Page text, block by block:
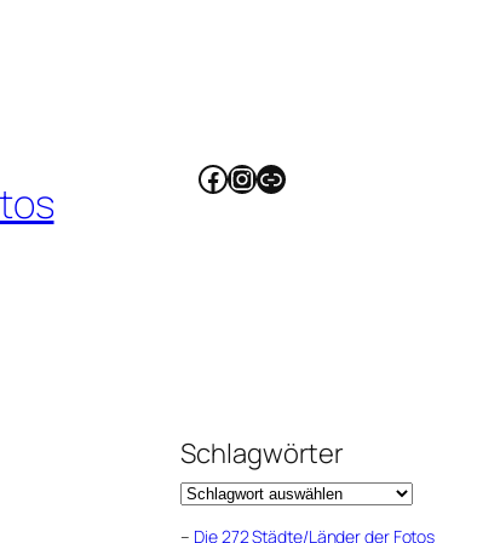
Facebook
Instagram
Link
Schlagwörter
– Die 272 Städte/Länder der Fotos